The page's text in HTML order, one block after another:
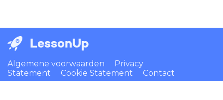
LessonUp
Algemene voorwaarden
Privacy
Statement
Cookie Statement Contact